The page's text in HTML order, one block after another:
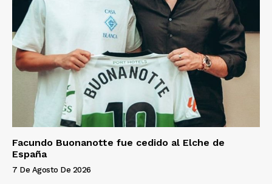
Facundo Buonanotte fue cedido al Elche de
España
7 De Agosto De 2026